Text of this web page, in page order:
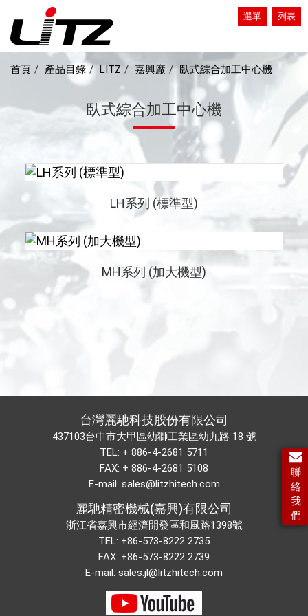
選單 列表
首頁 產品目錄 LITZ 嘉興廠 臥式綜合加工中心機
臥式綜合加工中心機
LH系列 (標準型)
MH系列 (加大機型)
聯
絡
我
們
台灣麗馳科技股份有限公司
437103台中市大甲區幼獅工業區幼九路 18 號
TEL: + 886-4-2681 5711
FAX: + 886-4-2681 5108
E-mail: sales@litzhitech.com
麗馳精密機械(嘉興)有限公司
浙江省嘉興市經濟開發區和風路1398號
TEL: +86-573-8222 2735
FAX: +86-573-8222 2739
E-mail: sales.jl@litzhitech.com